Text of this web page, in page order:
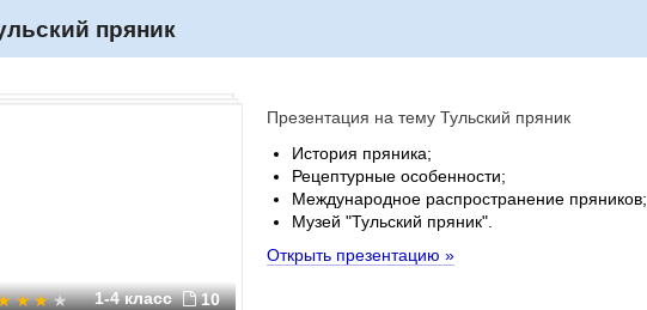
пряник
1-4 класс 10
Презентация на тему Тульский пряник
История пряника;
Рецептурные особенности;
Международное распространение пряников;
Музей "Тульский пряник".
Открыть презентацию »